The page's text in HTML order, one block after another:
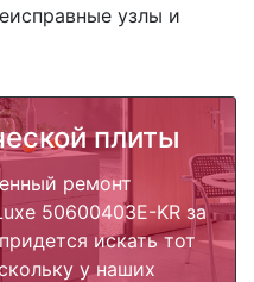
узлы и
плиты
ремонт
50600403E-KR за
искать тот
у наших